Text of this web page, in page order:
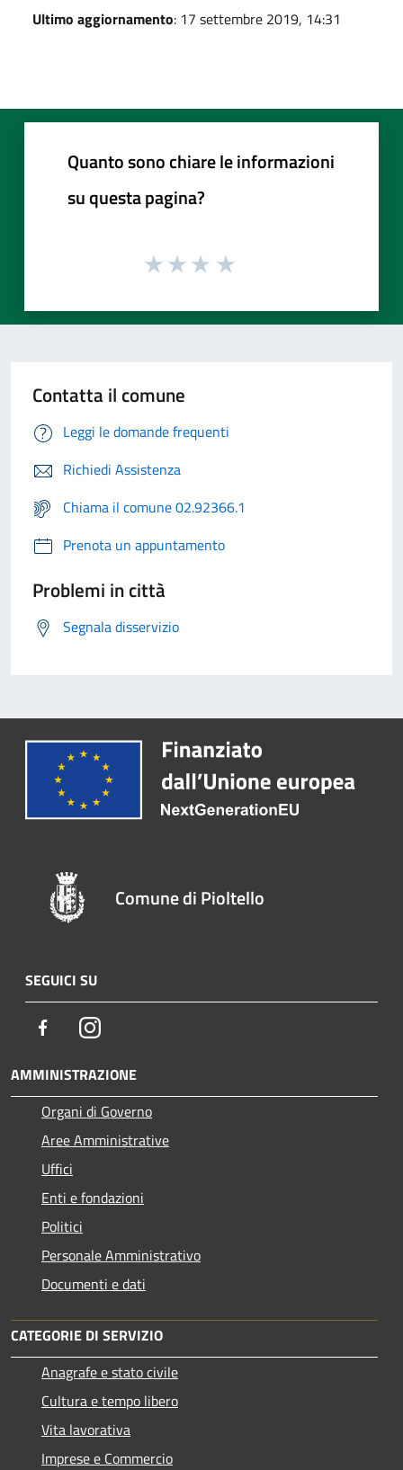
Ultimo aggiornamento: 17 settembre 2019, 14:31
Quanto sono chiare le informazioni
su questa pagina?
Contatta il comune
Leggi le domande frequenti
Richiedi Assistenza
Chiama il comune 02.92366.1
Prenota un appuntamento
Problemi in città
Segnala disservizio
Comune di Pioltello
SEGUICI SU
FacebookInstagram
AMMINISTRAZIONE
Organi di Governo
Aree Amministrative
Uffici
Enti e fondazioni
Politici
Personale Amministrativo
Documenti e dati
CATEGORIE DI SERVIZIO
Anagrafe e stato civile
Cultura e tempo libero
Vita lavorativa
Imprese e Commercio